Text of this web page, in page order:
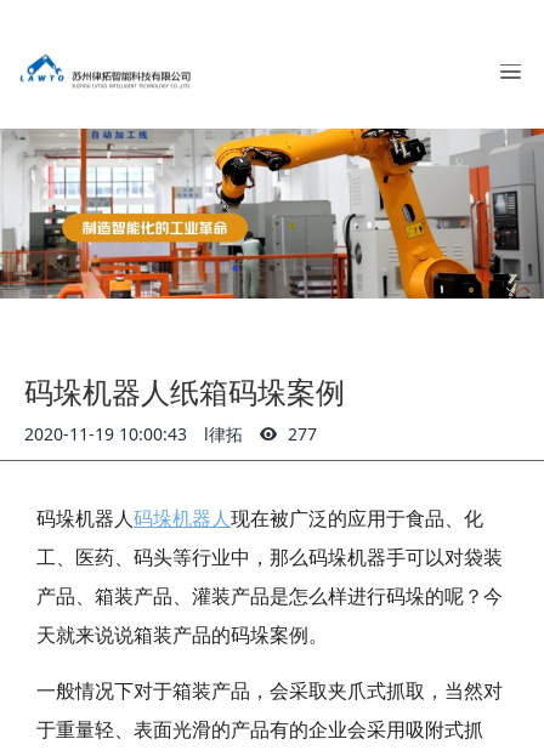
码垛机器人纸箱码垛案例
2020-11-19 10:00:43 l律拓 277
码垛机器人 码垛机器人 现在被广泛的应用于食品、化
工、医药、码头等行业中，那么码垛机器手可以对袋装
产品、箱装产品、灌装产品是怎么样进行码垛的呢？今
天就来说说箱装产品的码垛案例。
一般情况下对于箱装产品，会采取夹爪式抓取，当然对
于重量轻、表面光滑的产品有的企业会采用吸附式抓